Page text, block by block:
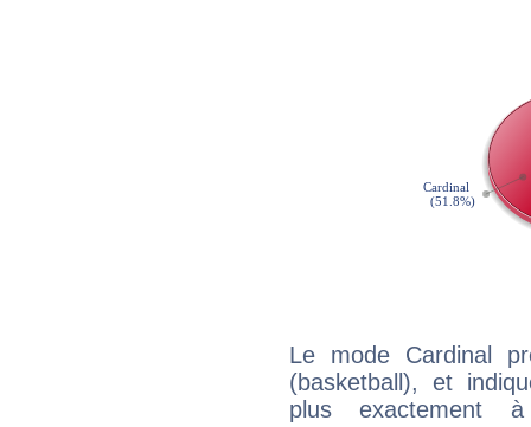
Le mode Cardinal
(basketball), et
plus exactement